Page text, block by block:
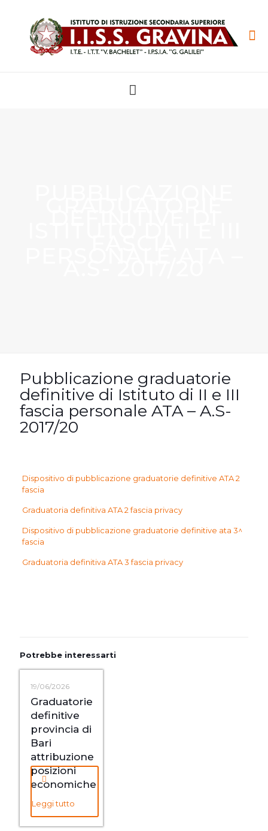
Pubblicazione graduatorie
definitive di Istituto di II e III
fascia personale ATA – A.S-
2017/20
Dispositivo di pubblicazione graduatorie definitive ATA 2
fascia
Graduatoria definitiva ATA 2 fascia privacy
Dispositivo di pubblicazione graduatorie definitive ata 3^
fascia
Graduatoria definitiva ATA 3 fascia privacy
Potrebbe interessarti
19/06/2026
Graduatorie
definitive
provincia di
Bari
attribuzione
posizioni
economiche
Leggi tutto